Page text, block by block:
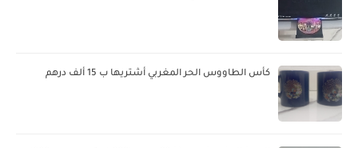
كأس الطاووس الحر المغربي أشتريها ب 15 ألف درهم